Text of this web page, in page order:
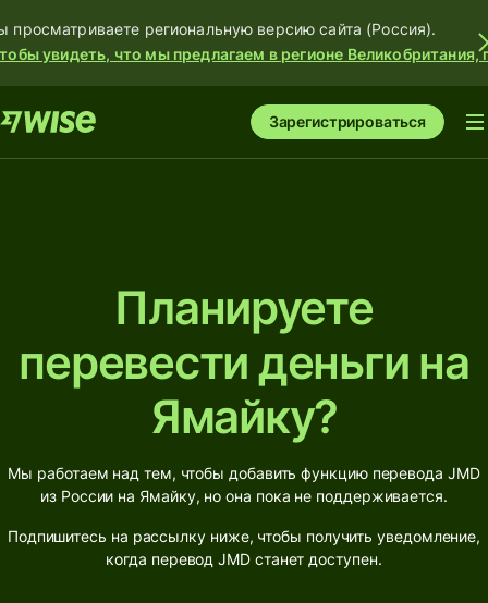
просматриваете региональную версию сайта (Россия).
увидеть, что мы предлагаем в регионе Великобритания,
Зарегистрироваться
Планируете
перевести деньги на
Ямайку?
Мы работаем над тем, чтобы добавить функцию перевода JMD
из России на Ямайку, но она пока не поддерживается.
Подпишитесь на рассылку ниже, чтобы получить уведомление,
когда перевод JMD станет доступен.